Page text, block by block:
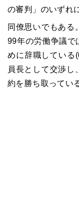
の審判」のいずれ
同僚思いでもある
99年の労働争議で
めに辞職している
員長として交渉し
約を勝ち取って